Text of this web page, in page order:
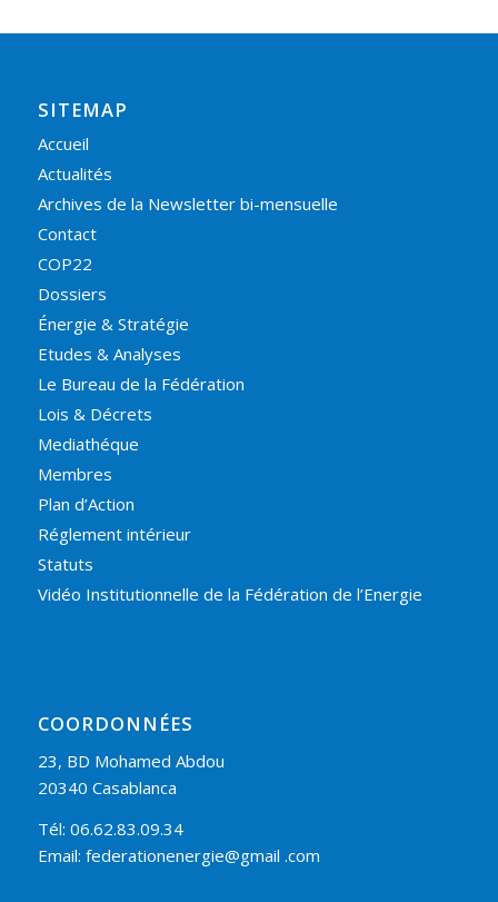
SITEMAP
Accueil
Actualités
Archives de la Newsletter bi-mensuelle
Contact
COP22
Dossiers
Énergie & Stratégie
Etudes & Analyses
Le Bureau de la Fédération
Lois & Décrets
Mediathéque
Membres
Plan d’Action
Réglement intérieur
Statuts
Vidéo Institutionnelle de la Fédération de l’Energie
COORDONNÉES
23, BD Mohamed Abdou
20340 Casablanca
Tél: 06.62.83.09.34
Email: federationenergie@gmail .com